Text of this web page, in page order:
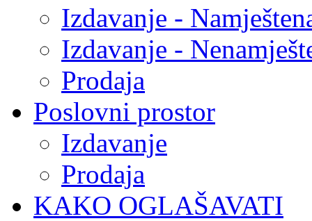
Izdavanje -
Izdavanje -
Prodaja
Poslovni prostor
Izdavanje
Prodaja
KAKO OGLAŠAVATI